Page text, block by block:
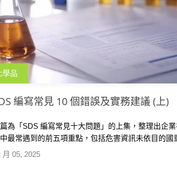
學品
編寫常見 10 個錯誤及實務建議 (上)
月 05, 2025
為「SDS 編寫常見十大問題」的上集，整理出企
最常遇到的前五項重點，包括危害資訊未依目的國
語言不符要求等。除點出可能造成的風險，也提供